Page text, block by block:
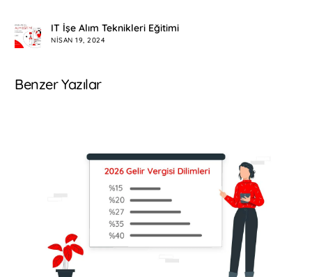
IT İşe Alım Teknikleri Eğitimi
NISAN 19, 2024
Benzer Yazılar